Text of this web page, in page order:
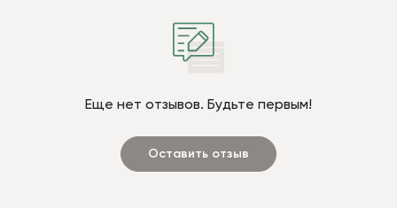
Еще нет отзывов. Будьте первым!
Оставить отзыв